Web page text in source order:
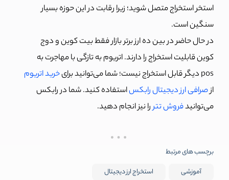
استخر استخراج متصل شوید؛ زیرا رقابت در این حوزه بسیار
سنگین است.
در حال حاضر در بین ده ارز برتر بازار فقط بیت کوین و دوج
کوین قابلیت استخراج را دارند. اتریوم به تازگی با مهاجرت به
pos دیگر قابل استخراج نیست؛ شما می‌توانید برای
خرید اتریوم
ازصرافی ارز دیجیتال رابکساستفاده کنید. شما در رابکس
می‌توانیدفروش تتررا نیز انجام دهید.
برچسب های مرتبط
آموزشی
استخراج ارز دیجیتال